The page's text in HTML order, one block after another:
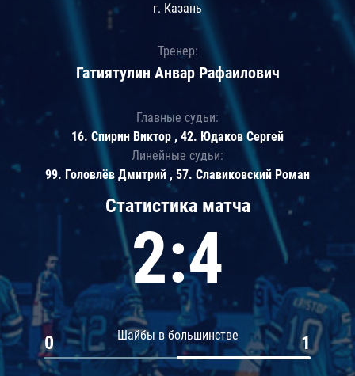
Статистика матча
2:4
Шайбы в большинстве
0 1
г. Казань
Тренер:
Гатиятулин Анвар Рафаилович
Главные судьи:
16. Спирин Виктор , 42. Юдаков Сергей
Линейные судьи:
99. Головлёв Дмитрий , 57. Славиковский Роман